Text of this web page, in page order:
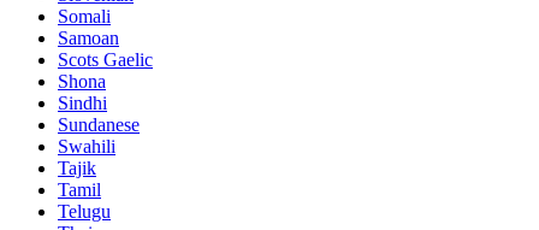
Somali
Samoan
Scots Gaelic
Shona
Sindhi
Sundanese
Swahili
Tajik
Tamil
Telugu